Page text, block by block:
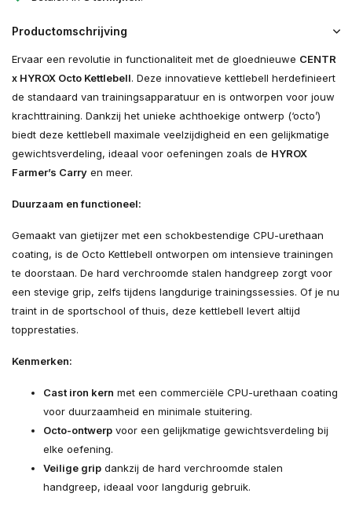
Productomschrijving
Ervaar een revolutie in functionaliteit met de gloednieuwe CENTR
x HYROX Octo Kettlebell. Deze innovatieve kettlebell herdefinieert
de standaard van trainingsapparatuur en is ontworpen voor jouw
krachttraining. Dankzij het unieke achthoekige ontwerp (‘octo’)
biedt deze kettlebell maximale veelzijdigheid en een gelijkmatige
gewichtsverdeling, ideaal voor oefeningen zoals de HYROX
Farmer’s Carry en meer.
Duurzaam en functioneel:
Gemaakt van gietijzer met een schokbestendige CPU-urethaan
coating, is de Octo Kettlebell ontworpen om intensieve trainingen
te doorstaan. De hard verchroomde stalen handgreep zorgt voor
een stevige grip, zelfs tijdens langdurige trainingssessies. Of je nu
traint in de sportschool of thuis, deze kettlebell levert altijd
topprestaties.
Kenmerken:
Cast iron kern met een commerciële CPU-urethaan coating
voor duurzaamheid en minimale stuitering.
Octo-ontwerp voor een gelijkmatige gewichtsverdeling bij
elke oefening.
Veilige grip dankzij de hard verchroomde stalen
handgreep, ideaal voor langdurig gebruik.